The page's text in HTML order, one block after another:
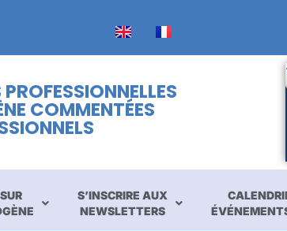
COMMENTÉES
S’INSCRIRE AUX
NEWSLETTERS